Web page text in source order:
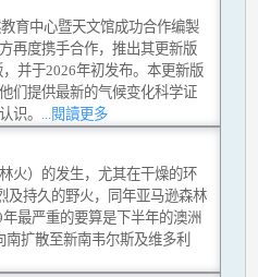
育中心暨天文馆成功合作编製
再度携手合作，推出其更新版
并于2026年初发布。本更新版
们提供最新的气候变化科学证
识。 ...閱讀更多
火）的发生，尤其在干燥的环
及持久的野火，同年亚马逊森林
最严重的要算是下半年的澳洲
扩散至新南韦尔斯及维多利